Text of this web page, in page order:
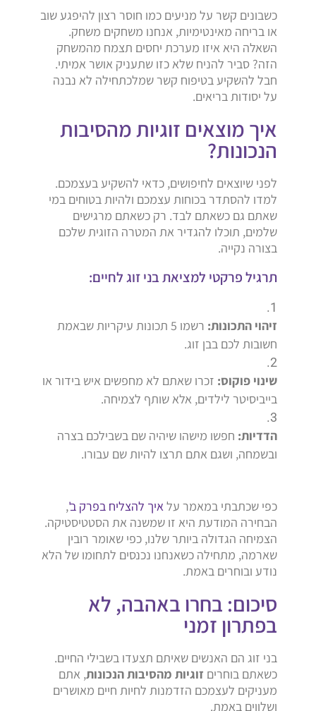
כשבונים קשר על מניעים כמו חוסר רצון להיפגע שוב
או בריחה מאינטימיות, אנחנו משחקים משחק.
השאלה היא איזו מערכת יחסים תצמח מהמשחק
הזה? סביר להניח שלא כזו שתעניק אושר אמיתי.
חבל להשקיע בטיפוח קשר שמלכתחילה לא נבנה
על יסודות בריאים.
איך מוצאים זוגיות מהסיבות
הנכונות?
לפני שיוצאים לחיפושים, כדאי להשקיע בעצמכם.
למדו להסתדר בכוחות עצמכם ולהיות בטוחים במי
שאתם גם כשאתם לבד. רק כשאתם מרגישים
שלמים, תוכלו להגדיר את המטרה הזוגית שלכם
בצורה נקייה.
תרגיל פרקטי למציאת בני זוג לחיים:
זיהוי התכונות:
רשמו 5 תכונות עיקריות שבאמת
חשובות לכם בבן זוג.
שינוי פוקוס: זכרו שאתם לא מחפשים איש בידור או
בייביסיטר לילדים, אלא שותף לצמיחה.
הדדיות: חפשו מישהו שיהיה שם בשבילכם בצרה
ובשמחה, ושגם אתם תרצו להיות שם עבורו.
כפי שכתבתי במאמר עלאיך להצליח בפרק ב',
הבחירה המודעת היא זו שמשנה את הסטטיסטיקה.
הצמיחה הגדולה ביותר שלנו, כפי שאומר רובין
שארמה, מתחילה כשאנחנו נכנסים לתחומו של הלא
נודע ובוחרים באמת.
סיכום: בחרו באהבה, לא
בפתרון זמני
בני זוג הם האנשים שאיתם תצעדו בשבילי החיים.
כשאתם בוחרים זוגיות מהסיבות הנכונות, אתם
מעניקים לעצמכם הזדמנות לחיות חיים מאושרים
ושלווים באמת.